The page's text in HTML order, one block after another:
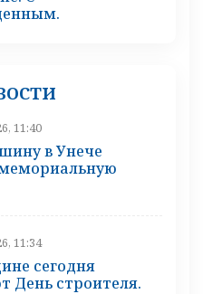
11:40
в Унече
11:34
сегодня
День строителя.